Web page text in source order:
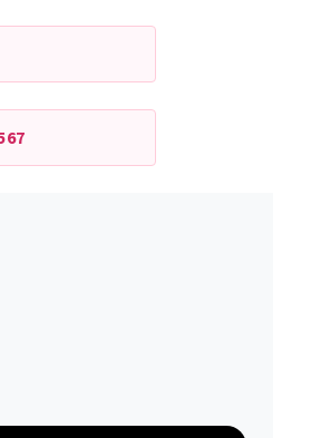
ェアする
ストする
で送る